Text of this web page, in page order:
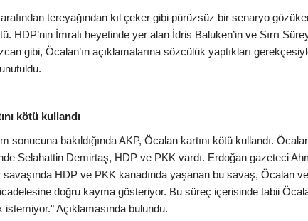
tereyağından kıl çeker gibi pürüzsüz bir senaryo
HDP’nin İmralı heyetinde yer alan İdris Baluken’in ve Sırrı
gibi, Öcalan’ın açıklamalarına sözcülük yaptıkları
kötü kullandı
sonucuna bakıldığında AKP, Öcalan kartını kötü kullandı.
Selahattin Demirtaş, HDP ve PKK vardı. Erdoğan gazeteci
savaşında HDP ve PKK kanadında yaşanan bu savaş, Öcalan
doğru kayma gösteriyor. Bu süreç içerisinde tabii
istemiyor." Açıklamasında bulundu.